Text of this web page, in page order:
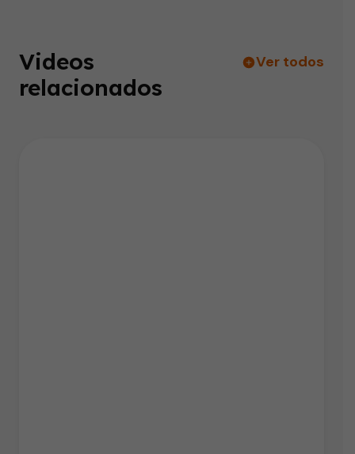
Videos
relacionados
Ver todos